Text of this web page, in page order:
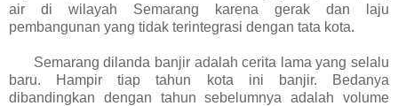
air di wilayah Semarang karena gerak dan laju
pembangunan yang tidak terintegrasi dengan tata kota.
Semarang dilanda banjir adalah cerita lama yang selalu
baru. Hampir tiap tahun kota ini banjir. Bedanya
dibandingkan dengan tahun sebelumnya adalah volume